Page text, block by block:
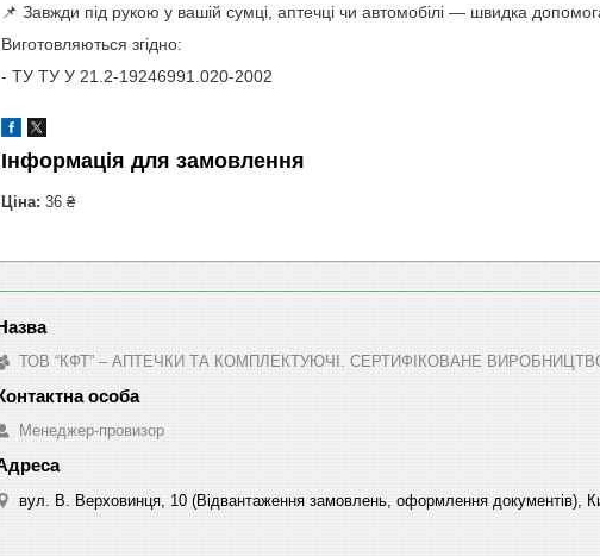
📌 Завжди під рукою у вашій сумці, аптечці чи автомобілі — швидка
Виготовляються згідно:
- ТУ ТУ У 21.2-19246991.020-2002
Інформація для замовлення
Ціна: 36 ₴
ТОВ “КФТ” – АПТЕЧКИ ТА КОМПЛЕКТУЮЧІ. СЕРТИФІКОВАНЕ
Менеджер-провизор
вул. В. Верховинця, 10 (Відвантаження замовлень, оформлення документів),